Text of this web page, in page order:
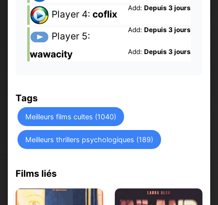
Add: Depuis 3 jours
Player 4: coflix
Add: Depuis 3 jours
Player 5:
wawacity
Add: Depuis 3 jours
Tags
Meilleurs films cultes (1040)
Meilleurs thrillers psychologiques (189)
Films liés